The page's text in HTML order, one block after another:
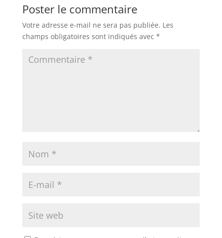
Poster le commentaire
Votre adresse e-mail ne sera pas publiée. Les
champs obligatoires sont indiqués avec *